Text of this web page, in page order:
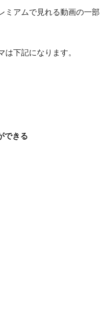
ミアムで見れる動画の一部
は下記になります。
できる